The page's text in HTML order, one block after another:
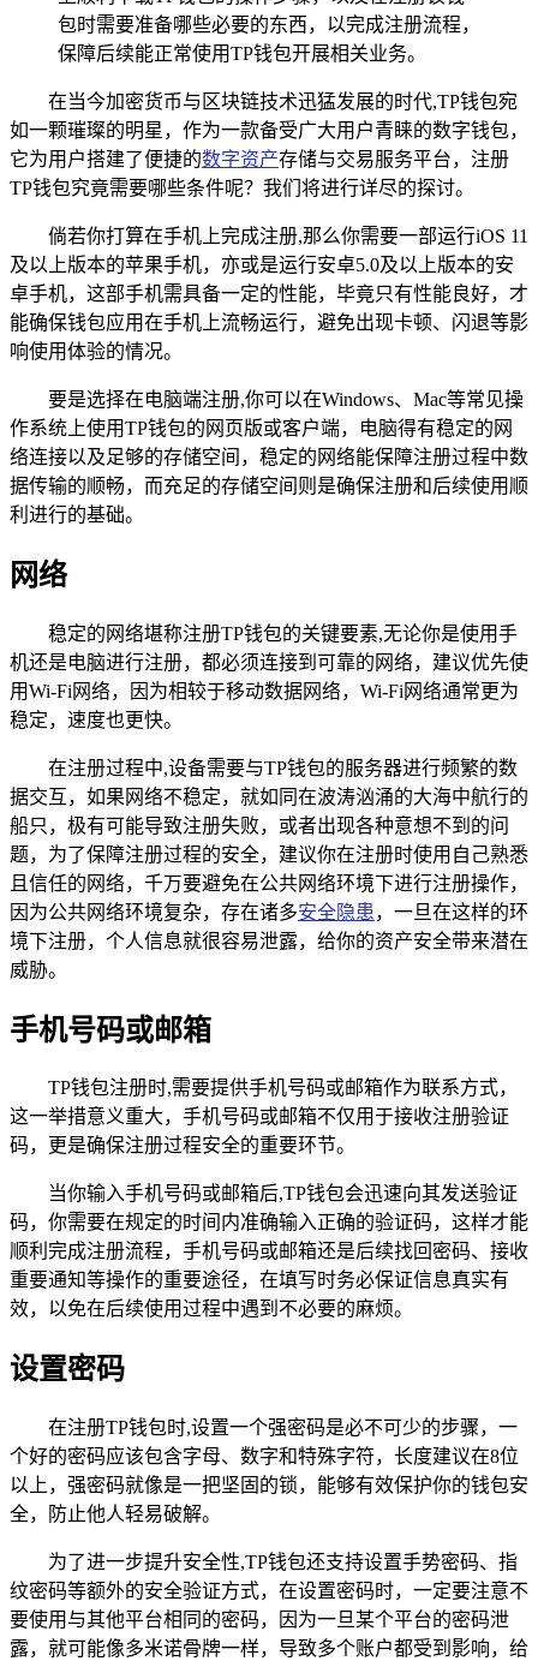
包时需要准备哪些必要的东西，以完成注册流程，
保障后续能正常使用TP钱包开展相关业务。
在当今加密货币与区块链技术迅猛发展的时代,TP钱包宛
如一颗璀璨的明星，作为一款备受广大用户青睐的数字钱包，
它为用户搭建了便捷的数字资产存储与交易服务平台，注册
TP钱包究竟需要哪些条件呢？我们将进行详尽的探讨。
倘若你打算在手机上完成注册,那么你需要一部运行iOS 11
及以上版本的苹果手机，亦或是运行安卓5.0及以上版本的安
卓手机，这部手机需具备一定的性能，毕竟只有性能良好，才
能确保钱包应用在手机上流畅运行，避免出现卡顿、闪退等影
响使用体验的情况。
要是选择在电脑端注册,你可以在Windows、Mac等常见操
作系统上使用TP钱包的网页版或客户端，电脑得有稳定的网
络连接以及足够的存储空间，稳定的网络能保障注册过程中数
据传输的顺畅，而充足的存储空间则是确保注册和后续使用顺
利进行的基础。
网络
稳定的网络堪称注册TP钱包的关键要素,无论你是使用手
机还是电脑进行注册，都必须连接到可靠的网络，建议优先使
用Wi-Fi网络，因为相较于移动数据网络，Wi-Fi网络通常更为
稳定，速度也更快。
在注册过程中,设备需要与TP钱包的服务器进行频繁的数
据交互，如果网络不稳定，就如同在波涛汹涌的大海中航行的
船只，极有可能导致注册失败，或者出现各种意想不到的问
题，为了保障注册过程的安全，建议你在注册时使用自己熟悉
且信任的网络，千万要避免在公共网络环境下进行注册操作，
因为公共网络环境复杂，存在诸多安全隐患，一旦在这样的环
境下注册，个人信息就很容易泄露，给你的资产安全带来潜在
威胁。
手机号码或邮箱
TP钱包注册时,需要提供手机号码或邮箱作为联系方式，
这一举措意义重大，手机号码或邮箱不仅用于接收注册验证
码，更是确保注册过程安全的重要环节。
当你输入手机号码或邮箱后,TP钱包会迅速向其发送验证
码，你需要在规定的时间内准确输入正确的验证码，这样才能
顺利完成注册流程，手机号码或邮箱还是后续找回密码、接收
重要通知等操作的重要途径，在填写时务必保证信息真实有
效，以免在后续使用过程中遇到不必要的麻烦。
设置密码
在注册TP钱包时,设置一个强密码是必不可少的步骤，一
个好的密码应该包含字母、数字和特殊字符，长度建议在8位
以上，强密码就像是一把坚固的锁，能够有效保护你的钱包安
全，防止他人轻易破解。
为了进一步提升安全性,TP钱包还支持设置手势密码、指
纹密码等额外的安全验证方式，在设置密码时，一定要注意不
要使用与其他平台相同的密码，因为一旦某个平台的密码泄
露，就可能像多米诺骨牌一样，导致多个账户都受到影响，给